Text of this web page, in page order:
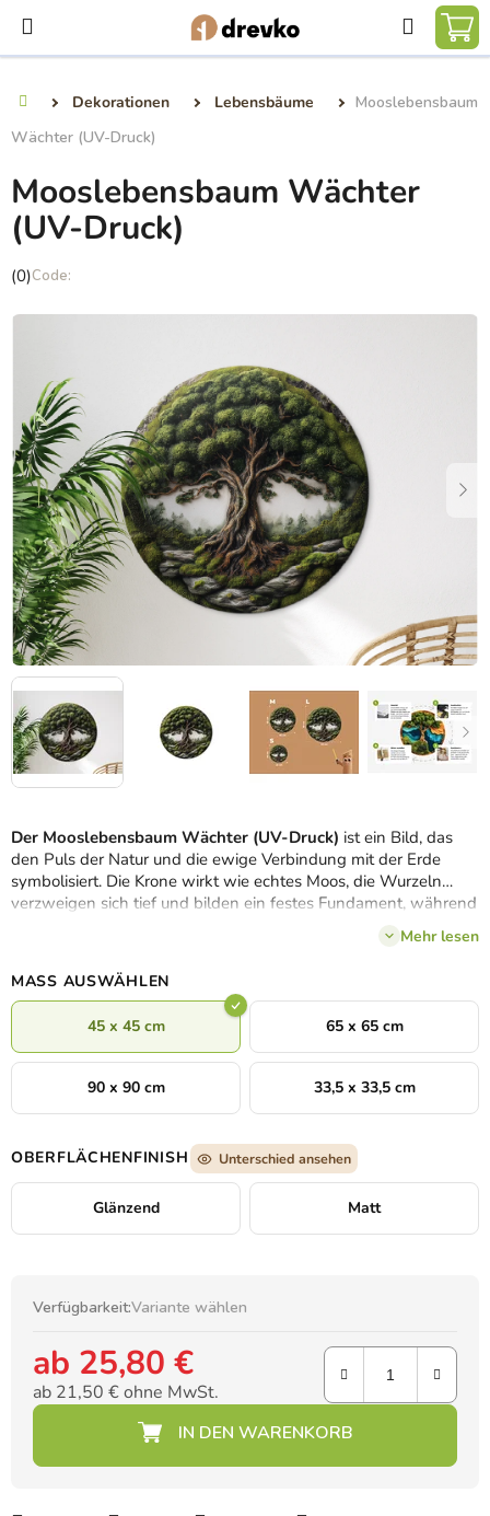
Inhalt
springen
Suchen
Dekorationen Lebensbäume
Mooslebensbaum
Wächter (UV-Druck)
Der Mooslebensbaum Wächter (UV-Druck) ist ein Bild, das
den Puls der Natur und die ewige Verbindung mit der Erde
symbolisiert. Die Krone wirkt wie echtes Moos, die Wurzeln
verzweigen sich tief und bilden ein festes Fundament, während
verleiht.
Dank modernem UV-Druck erhalten Sie ein Kunstwerk mit
realistischem Aussehen, langer Lebensdauer, null
Wartungsaufwand und einem günstigeren Preis
klassischen Moosbildern.
Mehr lesen
MASS AUSWÄHLEN
45 x 45 cm 65 x 65 cm
90 x 90 cm 33,5 x 33,5 cm
OBERFLÄCHENFINISH Unterschied ansehen
Glänzend Matt
Verfügbarkeit:Variante wählen
ab 25,80 €
ab 21,50 €ohne MwSt.
Mooslebensbaum Wächter
(UV-Druck)
Die
Produktbewertung
Sternen.
(0)